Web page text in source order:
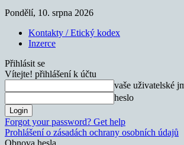
Pondělí, 10. srpna 2026
Kontakty / Etický kodex
Inzerce
Přihlásit se
Vítejte! přihlášení k účtu
vaše uživatelské
heslo
Forgot your password? Get help
Prohlášení o zásadách ochrany osobních údajů
Obnova hesla